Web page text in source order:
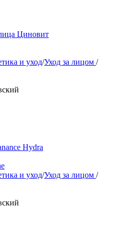
Циновит
и уход/Уход за лицом /
Hydra
и уход/Уход за лицом /